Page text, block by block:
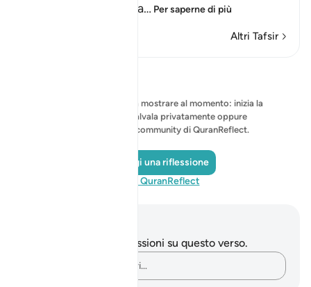
Messenger Muhamma… Per saperne di più
Altri Tafsir
Nessuna riflessione da mostrare al momento: inizia la
tua riflessione e salvala privatamente oppure
condividila con la community di QuranReflect.
Aggiungi una riflessione
Visita QuranReflect
Non hai appunti o riflessioni su questo verso.
Cattura i tuoi pensieri…